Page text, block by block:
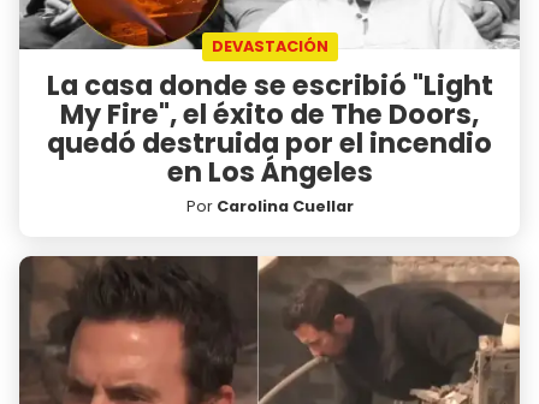
DEVASTACIÓN
La casa donde se escribió "Light
My Fire", el éxito de The Doors,
quedó destruida por el incendio
en Los Ángeles
Por Carolina Cuellar